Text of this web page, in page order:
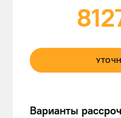
Варианты